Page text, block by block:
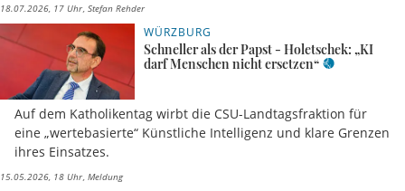
18.07.2026, 17 Uhr Stefan Rehder
WÜRZBURG
Schneller als der Papst - Holetschek: „KI
darf Menschen nicht ersetzen“
Auf dem Katholikentag wirbt die CSU-Landtagsfraktion für
eine „wertebasierte“ Künstliche Intelligenz und klare Grenzen
ihres Einsatzes.
15.05.2026, 18 Uhr Meldung